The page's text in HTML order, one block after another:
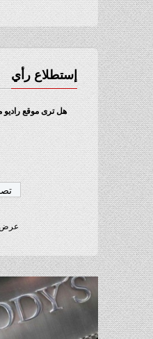
إستطلاع رأي
هل ترى موقع
عرض